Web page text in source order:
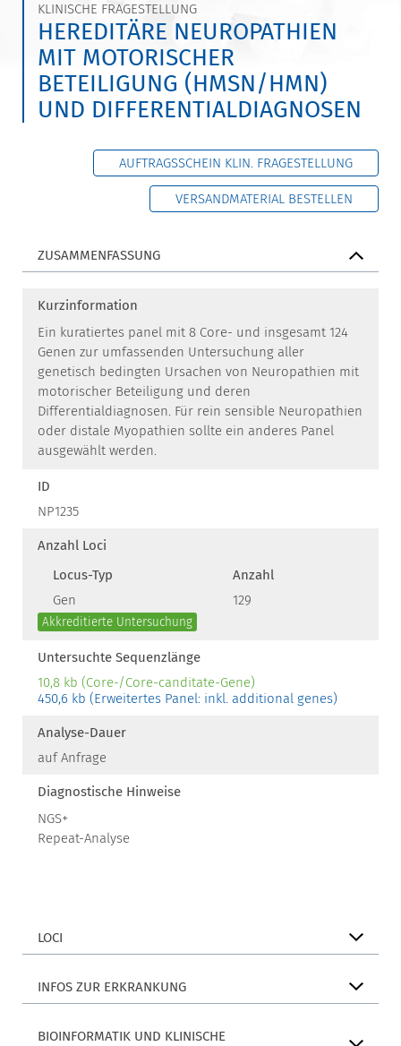
KLINISCHE FRAGESTELLUNG
HEREDITÄRE NEUROPATHIEN
MIT MOTORISCHER
BETEILIGUNG (HMSN/HMN)
UND DIFFERENTIALDIAGNOSEN
AUFTRAGSSCHEIN KLIN. FRAGESTELLUNG
VERSANDMATERIAL BESTELLEN
ZUSAMMENFASSUNG
Kurzinformation
Ein kuratiertes panel mit 8 Core- und insgesamt 124
Genen zur umfassenden Untersuchung aller
genetisch bedingten Ursachen von Neuropathien mit
motorischer Beteiligung und deren
Differentialdiagnosen. Für rein sensible Neuropathien
oder distale Myopathien sollte ein anderes Panel
ausgewählt werden.
ID
NP1235
Anzahl Loci
Locus-Typ
Anzahl
Gen
129
Akkreditierte Untersuchung
Untersuchte Sequenzlänge
10,8 kb (Core-/Core-canditate-Gene)
450,6 kb (Erweitertes Panel: inkl. additional genes)
Analyse-Dauer
auf Anfrage
Diagnostische Hinweise
NGS+
Repeat-Analyse
LOCI
INFOS ZUR ERKRANKUNG
BIOINFORMATIK UND KLINISCHE